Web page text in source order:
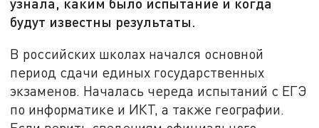
будут известны результаты.
В российских школах начался основной
период сдачи единых государственных
экзаменов. Началась череда испытаний с ЕГЭ
по информатике и ИКТ, а также географии.